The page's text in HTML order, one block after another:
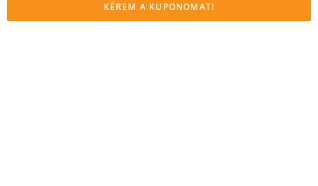
KÉREM A KUPONOMAT!